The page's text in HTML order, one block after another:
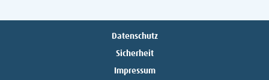
Datenschutz
Sicherheit
Impressum